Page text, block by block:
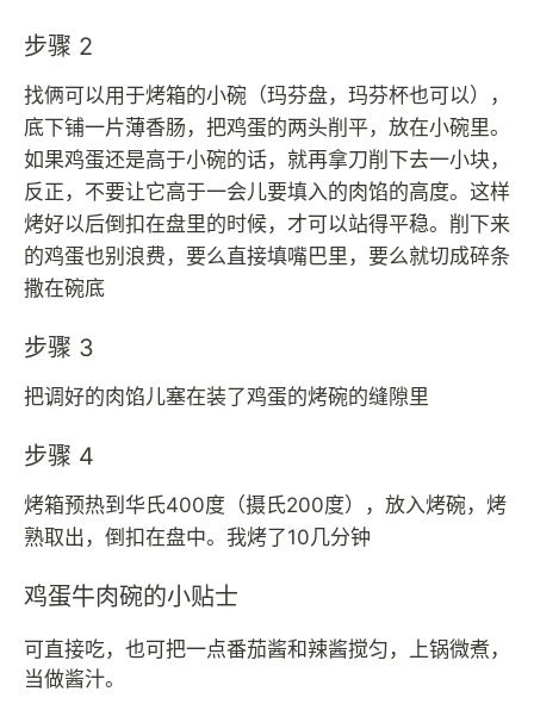
步骤 2
找俩可以用于烤箱的小碗（玛芬盘，玛芬杯也可以），
底下铺一片薄香肠，把鸡蛋的两头削平，放在小碗里。
如果鸡蛋还是高于小碗的话，就再拿刀削下去一小块，
反正，不要让它高于一会儿要填入的肉馅的高度。这样
烤好以后倒扣在盘里的时候，才可以站得平稳。削下来
的鸡蛋也别浪费，要么直接填嘴巴里，要么就切成碎条
撒在碗底
步骤 3
把调好的肉馅儿塞在装了鸡蛋的烤碗的缝隙里
步骤 4
烤箱预热到华氏400度（摄氏200度），放入烤碗，烤
熟取出，倒扣在盘中。我烤了10几分钟
鸡蛋牛肉碗的小贴士
可直接吃，也可把一点番茄酱和辣酱搅匀，上锅微煮，
当做酱汁。